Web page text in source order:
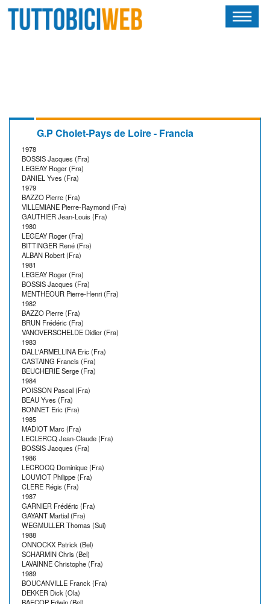
CALENDARIO
OSCAR
ALBI D'ORO
NEWSLETTER
G.P Cholet-Pays de Loire - Francia
1978
BOSSIS Jacques (Fra)
LEGEAY Roger (Fra)
DANIEL Yves (Fra)
1979
BAZZO Pierre (Fra)
VILLEMIANE Pierre-Raymond (Fra)
GAUTHIER Jean-Louis (Fra)
1980
LEGEAY Roger (Fra)
BITTINGER René (Fra)
ALBAN Robert (Fra)
1981
LEGEAY Roger (Fra)
BOSSIS Jacques (Fra)
MENTHEOUR Pierre-Henri (Fra)
1982
BAZZO Pierre (Fra)
BRUN Frédéric (Fra)
VANOVERSCHELDE Didier (Fra)
1983
DALL'ARMELLINA Eric (Fra)
CASTAING Francis (Fra)
BEUCHERIE Serge (Fra)
1984
POISSON Pascal (Fra)
BEAU Yves (Fra)
BONNET Eric (Fra)
1985
MADIOT Marc (Fra)
LECLERCQ Jean-Claude (Fra)
BOSSIS Jacques (Fra)
1986
LECROCQ Dominique (Fra)
LOUVIOT Philippe (Fra)
CLERE Régis (Fra)
1987
GARNIER Frédéric (Fra)
GAYANT Martial (Fra)
WEGMULLER Thomas (Sui)
1988
ONNOCKX Patrick (Bel)
SCHARMIN Chris (Bel)
LAVAINNE Christophe (Fra)
1989
BOUCANVILLE Franck (Fra)
DEKKER Dick (Ola)